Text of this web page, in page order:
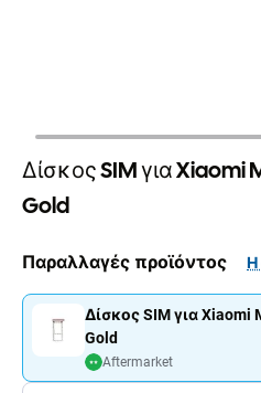
Δίσκος SIM για Xiaomi
Gold
Παραλλαγές προϊόντος Η
Δίσκος SIM για Xiaomi
Gold
Aftermarket